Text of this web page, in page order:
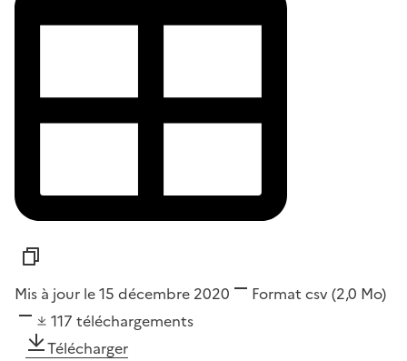
Mis à jour le 15 décembre 2020 Format csv(2,0 Mo)
117 téléchargements
Télécharger